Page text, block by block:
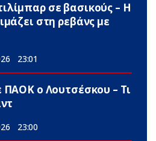
σε βασικούς – Η
στη ρεβάνς με
23:01
ΠΑΟΚ ο Λουτσέσκου – Τι
23:00